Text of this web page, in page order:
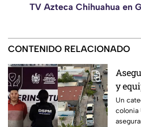
TV Azteca Chihuahua en
CONTENIDO RELACIONADO
y
Un
colonia